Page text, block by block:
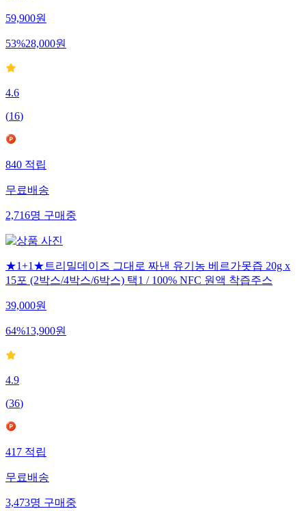
59,900원
53%28,000원
4.6
(16)
840 적립
무료배송
2,716명 구매중
★1+1★트리밀데이즈 그대로 짜낸 유기농 베르가못즙 20g x
15포 (2박스/4박스/6박스) 택1 / 100% NFC 원액 착즙주스
39,000원
64%13,900원
4.9
(36)
417 적립
무료배송
3,473명 구매중